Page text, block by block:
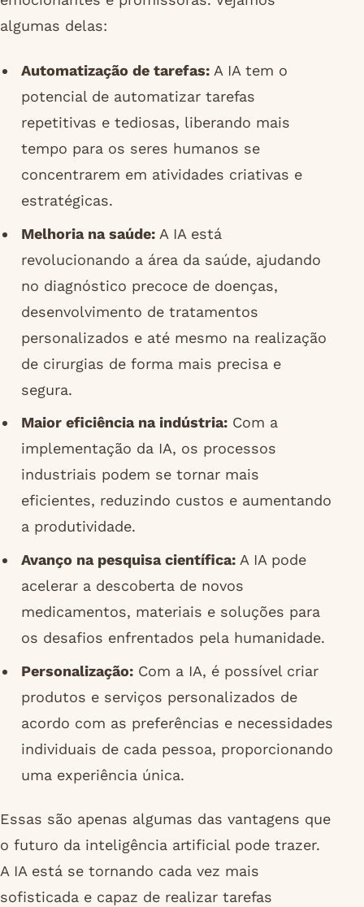
algumas delas:
Automatização de tarefas:A IA tem o
potencial de automatizar tarefas
repetitivas e tediosas, liberando mais
tempo para os seres humanos se
concentrarem em atividades criativas e
estratégicas.
Melhoria na saúde:A IA está
revolucionando a área da saúde, ajudando
no diagnóstico precoce de doenças,
desenvolvimento de tratamentos
personalizados e até mesmo na realização
de cirurgias de forma mais precisa e
segura.
Maior eficiência na indústria:Com a
implementação da IA, os processos
industriais podem se tornar mais
eficientes, reduzindo custos e aumentando
a produtividade.
Avanço na pesquisa científica:A IA pode
acelerar a descoberta de novos
medicamentos, materiais e soluções para
os desafios enfrentados pela humanidade.
Personalização:Com a IA, é possível criar
produtos e serviços personalizados de
acordo com as preferências e necessidades
individuais de cada pessoa, proporcionando
uma experiência única.
Essas são apenas algumas das vantagens que
o futuro da inteligência artificial pode trazer.
A IA está se tornando cada vez mais
sofisticada e capaz de realizar tarefas